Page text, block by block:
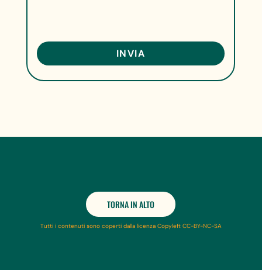
TORNA IN ALTO
Tutti i contenuti sono coperti dalla licenza Copyleft CC-BY-NC-SA